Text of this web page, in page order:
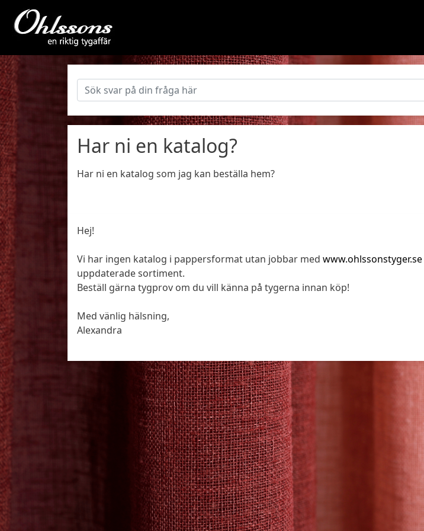
Har ni en katalog?
Har ni en katalog som jag kan beställa hem?
Hej!
Vi har ingen katalog i pappersformat utan jobbar med www.ohlssonstyger.se
uppdaterade sortiment.
Beställ gärna tygprov om du vill känna på tygerna innan köp!
Med vänlig hälsning,
Alexandra